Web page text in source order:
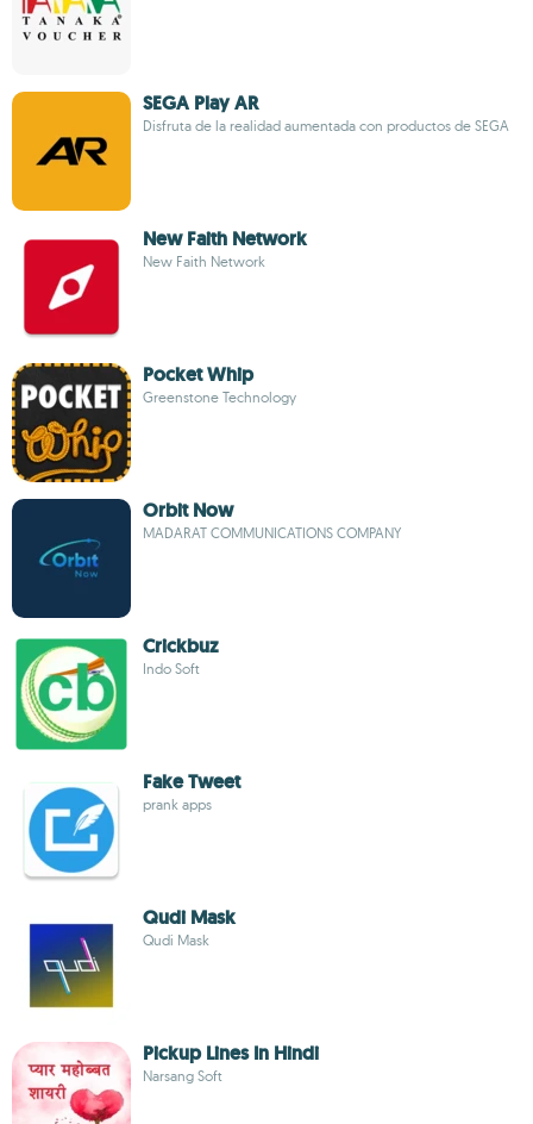
SEGA Play AR
Disfruta de la realidad aumentada con productos de SEGA
New Faith Network
New Faith Network
Pocket Whip
Greenstone Technology
Orbit Now
MADARAT COMMUNICATIONS COMPANY
Crickbuz
Indo Soft
Fake Tweet
prank apps
Qudi Mask
Qudi Mask
Pickup Lines In Hindi
Narsang Soft